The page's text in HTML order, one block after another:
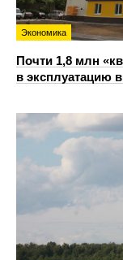
Экономика
Почти 1,8 млн
в эксплуатацию